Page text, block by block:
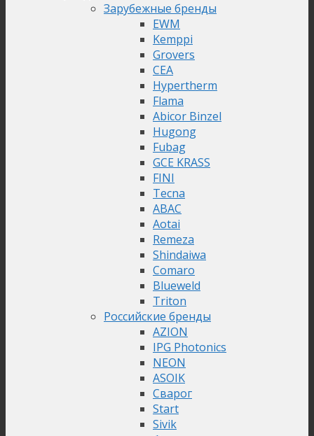
Зарубежные бренды
EWM
Kemppi
Grovers
CEA
Hypertherm
Flama
Abicor Binzel
Hugong
Fubag
GCE KRASS
FINI
Tecna
ABAC
Aotai
Remeza
Shindaiwa
Comaro
Blueweld
Triton
Российские бренды
AZION
IPG Photonics
NEON
ASOIK
Сварог
Start
Sivik